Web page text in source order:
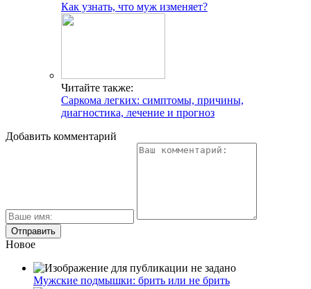
Как узнать, что муж изменяет?
Читайте также:
Саркома легких: симптомы, причины,
диагностика, лечение и прогноз
Добавить комментарий
Новое
Мужские подмышки: брить или не брить